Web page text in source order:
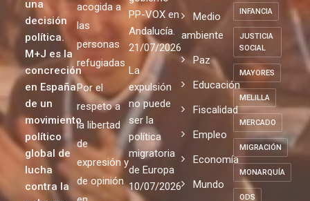
una
decisión
política.
M+J es la
concreción
en España
de un
movimiento
político
global de
lucha
contra la
acogida a
las
personas
refugiadas
Por el
respeto a
la libertad
de
expresión y
de opinión
PP-VOX en
Andalucía.
21/07/2026
La
expulsión
no puede
ser la
política
migratoria
de Europa
10/07/2026
Medio
ambiente
Paz
Educación
Fiscalidad
Empleo
Economía
Mundo
INFANCIA
JUSTICIA
SOCIAL
MAYORES
MELILLA
MERCADO
MIGRACIÓN
MONARQUÍA
ODS